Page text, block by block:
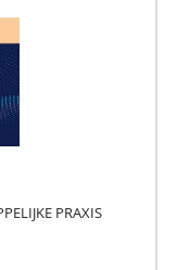
PRAXIS